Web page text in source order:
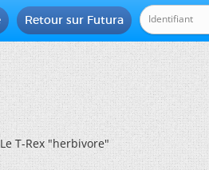
Retour sur Futura
Le T-Rex "herbivore"